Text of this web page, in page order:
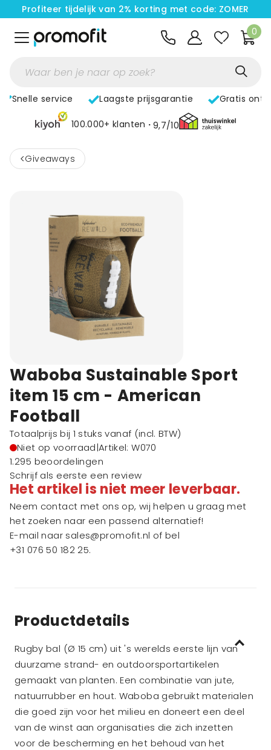
Profiteer tijdelijk van 2% korting met code: ZOMER
0
Snelle service Laagste prijsgarantie Gratis
100.000+ klanten 9,7/10
< Giveaways
Waboba Sustainable Sport
item 15 cm - American
Football
Totaalprijs bij 1 stuks vanaf (incl. BTW)
Niet op voorraad|Artikel: W070
1.295 beoordelingen
Schrijf als eerste een review
Het artikel is niet meer leverbaar.
Neem contact met ons op, wij helpen u graag met
het zoeken naar een passend alternatief!
E-mail naar sales@promofit.nl of bel
+31 076 50 182 25.
Productdetails
Rugby bal (Ø 15 cm) uit 's werelds eerste lijn van
duurzame strand- en outdoorsportartikelen
gemaakt van planten. Een combinatie van jute,
natuurrubber en hout. Waboba gebruikt materialen
die goed zijn voor het milieu en doneert een deel
van de winst aan organisaties die zich inzetten
voor de bescherming en het behoud van het